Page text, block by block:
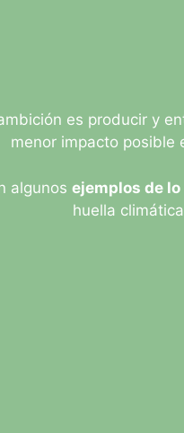
es producir y
menor impacto posible
algunos ejemplos de
huella